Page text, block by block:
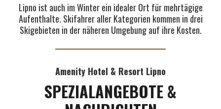
Lipno ist auch im Winter ein idealer Ort für mehrtägige
Aufenthalte. Skifahrer aller Kategorien kommen in drei
Skigebieten in der näheren Umgebung auf ihre Kosten.
Amenity Hotel & Resort Lipno
SPEZIALANGEBOTE &